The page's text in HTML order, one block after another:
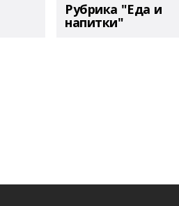
Рубрика "Еда и
напитки"